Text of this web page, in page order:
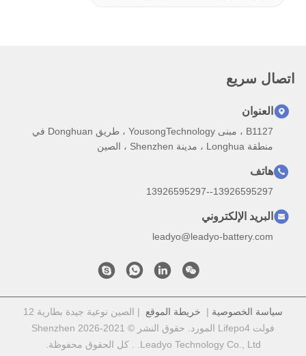
اتصال سريع
العنوان
B1127 ، مبنى YousongTechnology ، طريق Donghuan في
منطقة Longhua ، مدينة Shenzhen ، الصين
هاتف
13926595297--13926595297
البريد الإلكتروني
leadyo@leadyo-battery.com
سياسة الخصوصية | خريطة الموقع
| الصين نوعية جيدة بطارية 12
فولت Lifepo4 المورد. حقوق النشر © 2021-2026 Shenzhen
Leadyo Technology Co., Ltd. . كل الحقوق محفوظة.